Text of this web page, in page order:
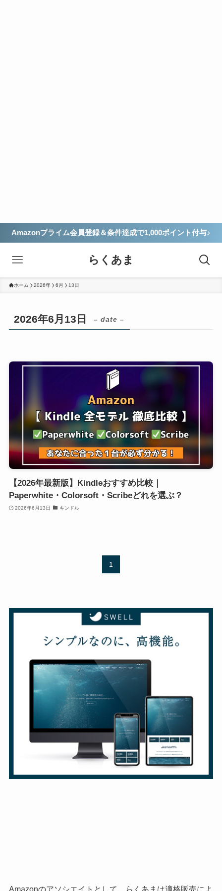
Amazonプライム会員登録＆条件達成で1,000ポイント付与♪
らくあま
ホーム 2026年 6月 13日
2026年6月13日 – date –
【2026年最新版】Kindleおすすめ比較｜
Paperwhite・Colorsoft・Scribeどれを選ぶ？
2026年6月13日 キンドル
1
Amazonのアソシエイトとして、らくあまは適格販売によ